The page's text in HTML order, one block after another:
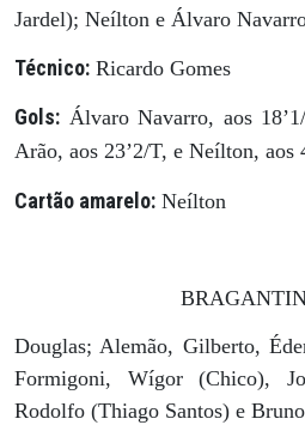
Jardel); Neílton e Álvaro
Técnico: Ricardo Gomes
Gols: Álvaro Navarro, aos
Arão, aos 23’2/T, e Neílton, aos
Cartão amarelo: Neílton
Douglas; Alemão, Gilberto,
Formigoni, Wígor (Chico),
Rodolfo (Thiago Santos) e